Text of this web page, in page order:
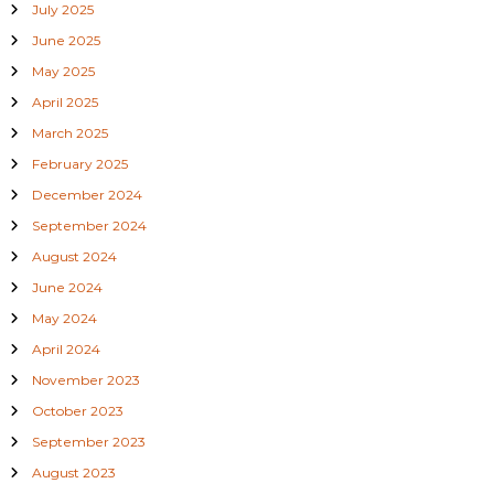
July 2025
June 2025
May 2025
April 2025
March 2025
February 2025
December 2024
September 2024
August 2024
June 2024
May 2024
April 2024
November 2023
October 2023
September 2023
August 2023